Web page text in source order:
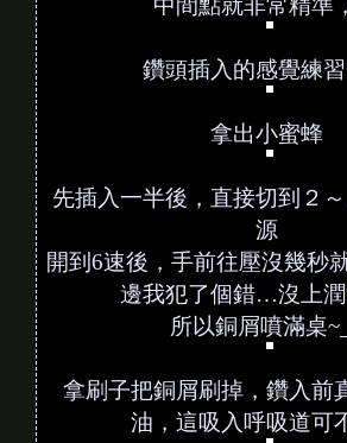
在鑽頭上作一下記
我是覺得應該是沒必要用小